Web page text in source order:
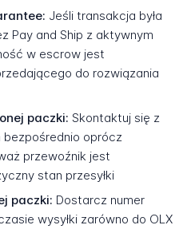
Jeśli transakcja była
Pay and Ship z aktywnym
w escrow jest
do rozwiązania
paczki: Skontaktuj się z
oprócz
przewoźnik jest
stan przesyłki
paczki: Dostarcz numer
wysyłki zarówno do OLX